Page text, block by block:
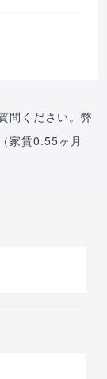
問ください。弊
家賃0.55ヶ月